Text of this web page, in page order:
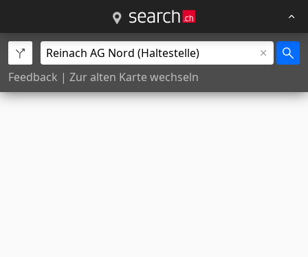
Feedback | Zur alten Karte wechseln